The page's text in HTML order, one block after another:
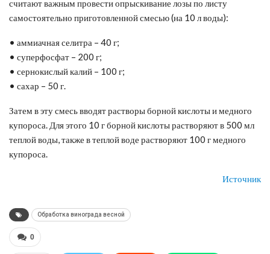
считают важным провести опрыскивание лозы по листу
самостоятельно приготовленной смесью (на 10 л воды):
• аммиачная селитра – 40 г;
• суперфосфат – 200 г;
• сернокислый калий – 100 г;
• сахар – 50 г.
Затем в эту смесь вводят растворы борной кислоты и медного
купороса. Для этого 10 г борной кислоты растворяют в 500 мл
теплой воды, также в теплой воде растворяют 100 г медного
купороса.
Источник
Обработка винограда весной
0